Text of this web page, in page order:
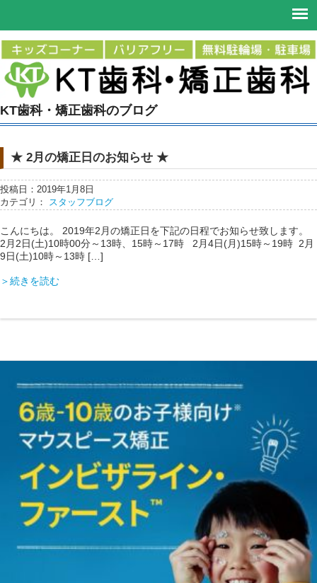
KT歯科・矯正歯科のブログ
★ 2月の矯正日のお知らせ ★
投稿日：2019年1月8日
カテゴリ： スタッフブログ
こんにちは。 2019年2月の矯正日を下記の日程でお知らせ致します。
2月2日(土)10時00分～13時、15時～17時 2月4日(月)15時～19時 2月
9日(土)10時～13時 […]
＞続きを読む